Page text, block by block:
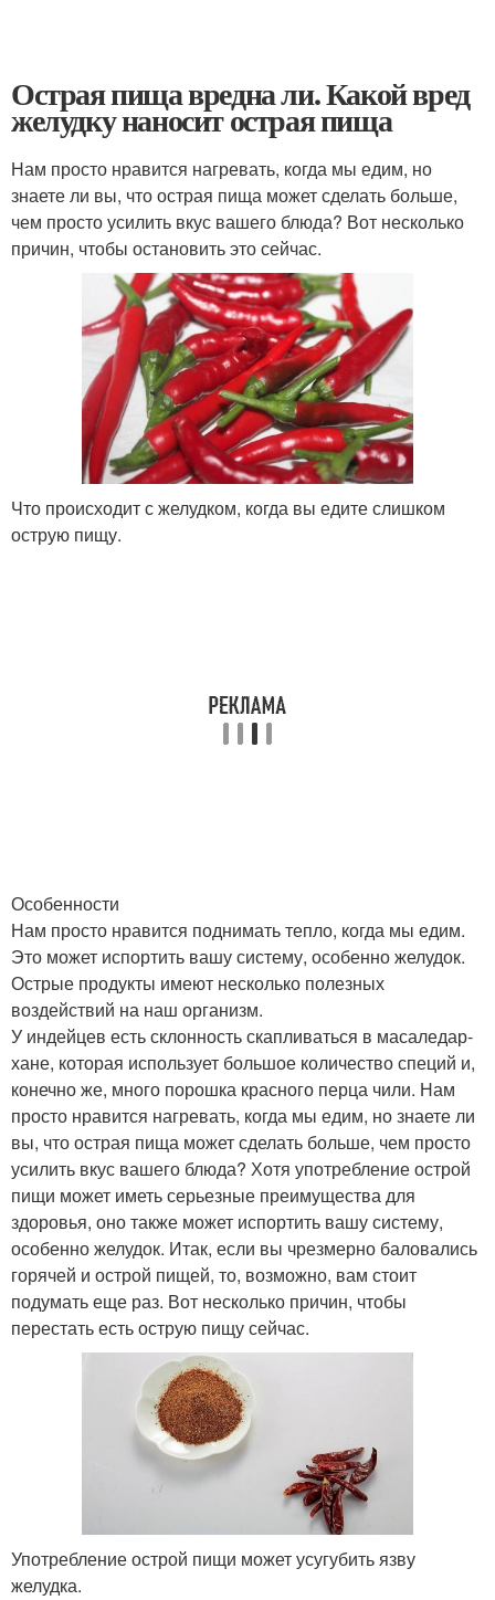
Острая пища вредна ли. Какой вред
желудку наносит острая пища
Нам просто нравится нагревать, когда мы едим, но
знаете ли вы, что острая пища может сделать больше,
чем просто усилить вкус вашего блюда? Вот несколько
причин, чтобы остановить это сейчас.
Что происходит с желудком, когда вы едите слишком
острую пищу.
Особенности
Нам просто нравится поднимать тепло, когда мы едим.
Это может испортить вашу систему, особенно желудок.
Острые продукты имеют несколько полезных
воздействий на наш организм.
У индейцев есть склонность скапливаться в масаледар-
хане, которая использует большое количество специй и,
конечно же, много порошка красного перца чили. Нам
просто нравится нагревать, когда мы едим, но знаете ли
вы, что острая пища может сделать больше, чем просто
усилить вкус вашего блюда? Хотя употребление острой
пищи может иметь серьезные преимущества для
здоровья, оно также может испортить вашу систему,
особенно желудок. Итак, если вы чрезмерно баловались
горячей и острой пищей, то, возможно, вам стоит
подумать еще раз. Вот несколько причин, чтобы
перестать есть острую пищу сейчас.
Употребление острой пищи может усугубить язву
желудка.